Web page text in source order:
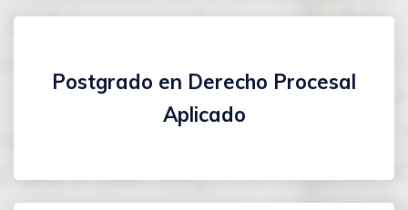
Postgrado en Derecho Procesal
Aplicado